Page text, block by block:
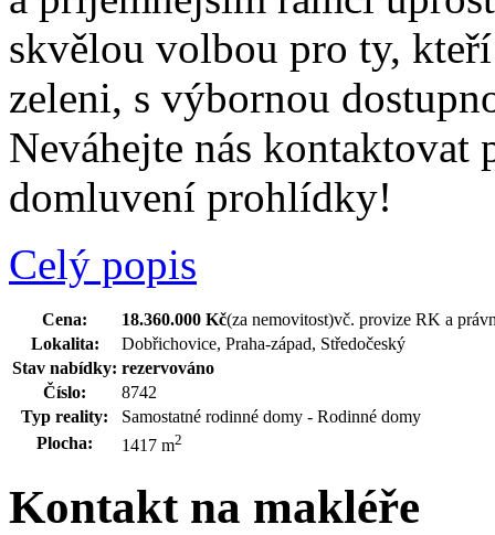
skvělou volbou pro ty,
zeleni, s výbornou
Neváhejte nás
domluvení prohlídky!
Celý popis
Cena: 18.360.000 Kč(za nemovitost)vč. provize RK a
Lokalita:
Dobřichovice, Praha-západ, Středočeský
Stav nabídky: rezervováno
Číslo:
8742
Typ reality:
Samostatné rodinné domy - Rodinné domy
Plocha:
1417 m2
Kontakt na makléře